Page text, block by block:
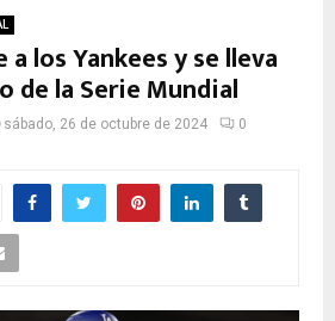
los Yankees y se lleva
de la Serie Mundial
sábado, 26 de octubre de 2024
0